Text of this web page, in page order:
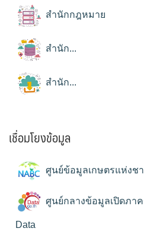
สำนักกฎหมาย
สำนัก...
สำนัก...
เชื่อมโยงข้อมูล
ศูนย์ข้อมูลเกษตรแห่งช
ศูนย์กลางข้อมูลเปิดภาค
Data